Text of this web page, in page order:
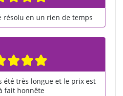
résolu en un rien de temps
été très longue et le prix est
fait honnête